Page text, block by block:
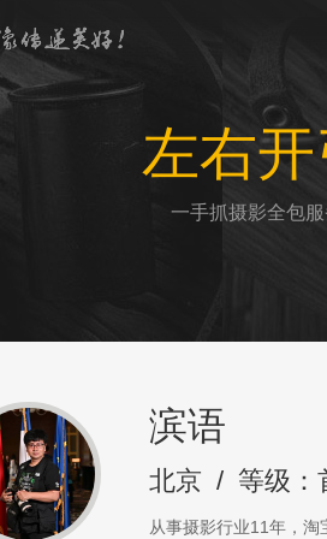
左右
一手抓摄影全包
滨语
北京 / 等级：
从事摄影行业11年，